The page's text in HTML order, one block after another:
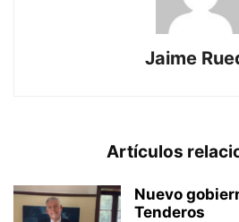
Jaime
Artículos
Nuevo
Tenderos